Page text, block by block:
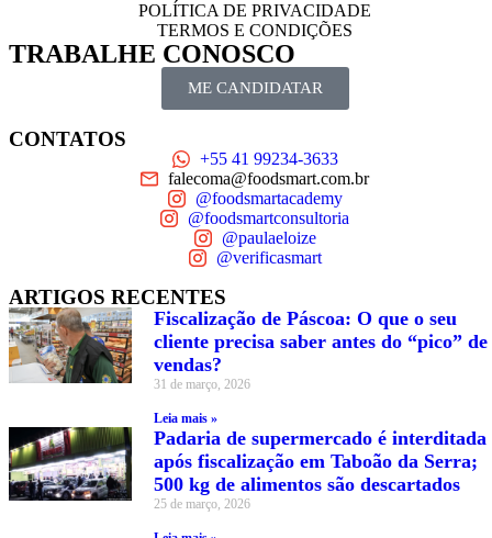
POLÍTICA DE PRIVACIDADE
TERMOS E CONDIÇÕES
TRABALHE CONOSCO
ME CANDIDATAR
CONTATOS
+55 41 99234-3633
falecoma@foodsmart.com.br
@foodsmartacademy
@foodsmartconsultoria
@paulaeloize
@verificasmart
ARTIGOS RECENTES
Fiscalização de Páscoa: O que o seu
cliente precisa saber antes do “pico” de
vendas?
31 de março, 2026
Leia mais »
Padaria de supermercado é interditada
após fiscalização em Taboão da Serra;
500 kg de alimentos são descartados
25 de março, 2026